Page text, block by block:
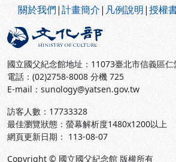
關於我們|計畫簡介| 凡例說明|授權
國立國父紀念館地址：11073臺北市信義區
電話：(02)2758-8008 分機 725
E-mail：sunology@yatsen.gov.tw
訪客人數： 17733328
最佳瀏覽狀態：螢幕解析度1480x1200以上
網頁更新日期： 113-08-07
Copyright © 國立國父紀念館 版權所有